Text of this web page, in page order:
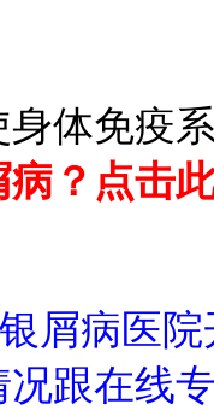
身体免疫
？点击
屑病医
跟在线